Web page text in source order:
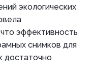
экологических
эффективность
снимков для
достаточно